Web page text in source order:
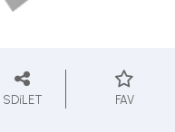
SDíLET FAV